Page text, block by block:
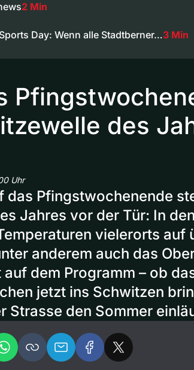
2 Min
Day: Wenn alle Stadtberner…3 Min
des
Uhr
das Pfingstwochenende
Jahres vor der Tür: In
vielerorts auf
anderem auch das
dem Programm – ob
jetzt ins Schwitzen
Strasse den Sommer